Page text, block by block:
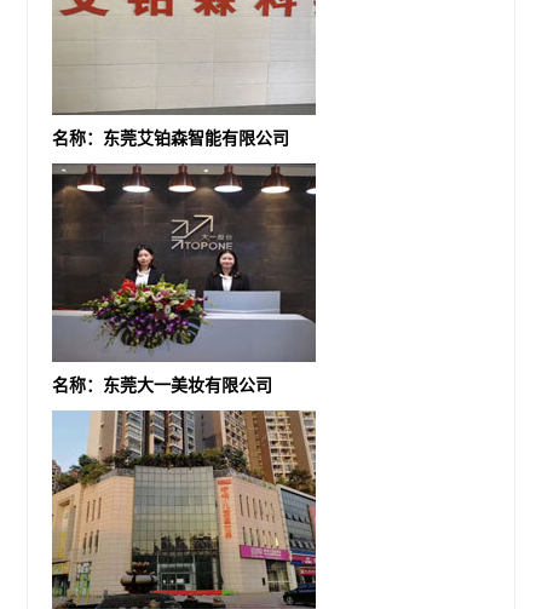
名称：东莞艾铂森智能有限公司
名称：东莞大一美妆有限公司